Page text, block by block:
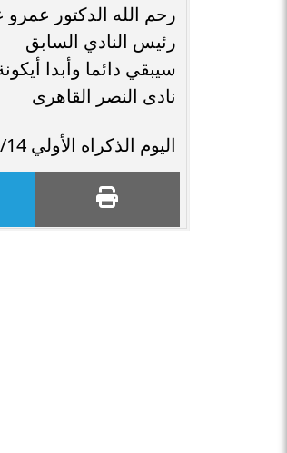
رحم الله الدكتور
رئيس النادي السابق
سيبقي دائما وأبدا
نادى النصر القاهرى
اليوم الذكراه الأولي 12/14